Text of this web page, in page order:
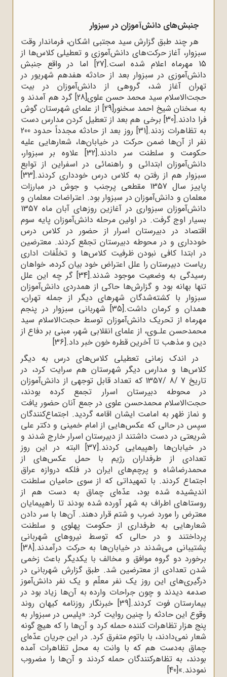
جنبش‌های دانش‌آموزان در سبزوار
هر چند طبق گزارش سید مجتبی اشکان، فرماندار وقت
سبزوار، آغاز حرکت‌های دانش‌آموزی و تعطیلی کلاس‌ها از
15 مهرماه اعلام شده است.
[27]
اما در واقع جنبش
دانش‌آموزی در سبزوار بعد از حادثه هفدهم شهریور در
تهران آغاز شد، گروهی از دانش‌آموزان در بیت
حجت‌الاسلام سید محمد حسن علوی[28]
گرد هم آمدند و
به سخنان شیخ احمد سخنور[29]
از علمای شهرستان گوش
فرا دادند.[30]
برخی هم بعد از تعطیل کردن مدارس دست
به تظاهرات زدند.[31]
روز بعد از حادثه مجدداً حدود 200
نفر از آن‌ها ضمن حرکت در خیابان‌ها، شعارهایی علیه
حکومت و سلطنت سر دادند.[32]
علاوه بر سبزوار،
دانش‌آموزان ابتدائی و راهنمائی در اسفراین از توابع
سبزوار هم از رفتن به کلاس درس خودداری کردند.[33]
پاییز سال 1357 مقطعی پرجنب و جوش در مبارزات
معلمان و دانش‌آموزان در سبزوار بود. اعتراضات معلمان و
دانش‌آموزان سبزواری در آغازین روزهای آبان ماه 1357
بسیار اوج گرفت. در اولین مرحله دانش‌آموزان پایه سوم
اقتصاد در دبیرستان اسرار از حضور در کلاس درس
خودداری و در محوطه دبیرستان تجمّع کردند. معترضین
در ابتدا کافی نبودن ظرفیت کلاس‌ها و تخلّفات اداری
ریاست دبیرستان را علل اعتراض خود بیان کرده، خواهان
رسیدگی به وضعیت موجود شدند.[34]
گر چه این علل
تنها بهانه بود و گزارش‌ها حاکی از همدردی دانش‌آموزان
سبزوار با کشته‌شدگان شهرهای دیگر از جمله تهران،
همدان و کرمان داشت.[35]
شهربانی سبزوار در پنجم
مهرماه از تحریک دانش‌آموزان توسط حجت‌الاسلام سید
محمدحسن علـوی، از علمای انقلابی شهر، مبنی بر دفاع از
دین و مذهب تا آخرین قطره خون خبر داد.[36]
در اندک زمانی تعطیلی کلاس‌های درس به دیگر
کلاس‌ها و مدارس دیگر شهرستان هم سرایت کرد، در
تاریخ 7 /8 /1357 که تعداد قابل توجهی از دانش‌آموزان
در محوطه دبیرستان اسرار تجمع کرده بودند،
حجت‌الاسلام محمدحسن علوی در جمع آنان حضور یافت
و نماز ظهر به امامت ایشان اقامه گردید. اجتماع‌کنندگان
سپس در حالی که عکس‌هایی از امام خمینی و دکتر علی
شریعتی در دست داشتند از دبیرستان اسرار خارج شدند و
در خیابان‌ها راهپیمایی کردند.[37]
البته در این روز
تعدادی از طرفداران رژیم با حمل عکس‌های از
محمدرضاشاه و پرچم‌های ایران در فلکه دروازه عراق
اجتماع کردند. با تمهیداتی که از سوی حامیان سلطنت
اندیشیده شده بود، عدّه‌ای چماق به دست هم از
روستاهای اطراف به شهر آورده شده بودند تا راهپیمایان
معترض را مورد ضرب و شتم قرار دهند. آن‌ها با سر دادن
شعارهایی به طرفداری از حکومت پهلوی و سلطنت
پرداختند و در حالی که توسط نیروهای شهربانی
پشتیبانی می‌شدند در خیابان‌ها به حرکت درآمدند.[38]
برخورد دو گروه موافق و مخالف با یکدیگر باعث زخمی
شدن تعدادی از معترضین شد. طبق گزارش شهربانی در
درگیری‌های این روز یک نفر معلّم و یک نفر دانش‌آموز
صدمه دیدند و چون جراحات وارده به آن‌ها زیاد بود در
بیمارستان فوت کردند.[39]
خبرنگار روزنامه کیهان روند
وقوع این حادثه را چنین روایت کرد: «پلیس در سبزوار به
پنج هزار تظاهرات کننده حمله کرد و آن‌ها را که هیچ گونه
شعار نمی‌دادند، با باتوم متفرق کرد. در این جریان عدّه‌ای
چماق به‌دست هم که با وانت به محل تظاهرات آمده
بودند، به تظاهرکنندگان حمله کردند و آن‌ها را مضروب
نمودند.»[40]